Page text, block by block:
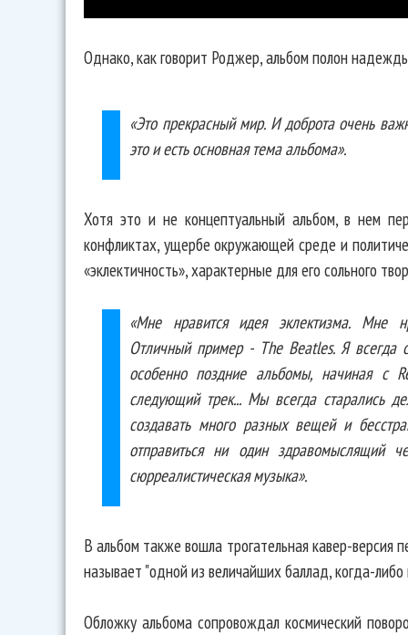
Однако, как говорит Роджер, альбом полон
«Это прекрасный мир. И доброта очень
это и есть основная тема альбома».
Хотя это и не концептуальный альбом, в нем
конфликтах, ущербе окружающей среде и
«эклектичность», характерные для его сольного
«Мне нравится идея эклектизма. Мне
Отличный пример - The Beatles. Я всегда
особенно поздние альбомы, начиная с
следующий трек... Мы всегда старались
создавать много разных вещей и
отправиться ни один здравомыслящий
сюрреалистическая музыка».
В альбом также вошла трогательная кавер-версия
называет "одной из величайших баллад, когда-либо
Обложку альбома сопровождал космический